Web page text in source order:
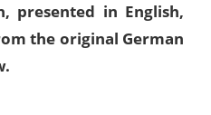
presented in English,
the original German